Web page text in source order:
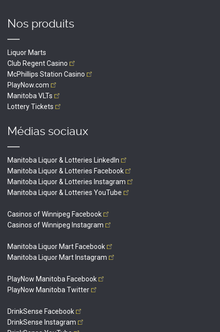
Nos produits
Liquor Marts
Club RegentCasino
McPhillips Station Casino
PlayNow.com
Manitoba VLTs
LotteryTickets
Médias sociaux
Manitoba Liquor & Lotteries
LinkedIn
Manitoba Liquor & Lotteries Facebook
Manitoba Liquor & Lotteries Instagram
Manitoba Liquor & Lotteries YouTube
Casinos of Winnipeg Facebook
Casinos of Winnipeg Instagram
Manitoba Liquor Mart Facebook
Manitoba Liquor Mart Instagram
PlayNow Manitoba Facebook
PlayNow Manitoba Twitter
DrinkSense Facebook
DrinkSense Instagram